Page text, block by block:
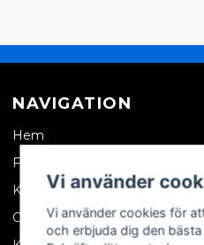
NAVIGATION
Hem
Företagskund
Kontakta oss
Om oss
Vi använder
Vi använder cookies för
och erbjuda dig den